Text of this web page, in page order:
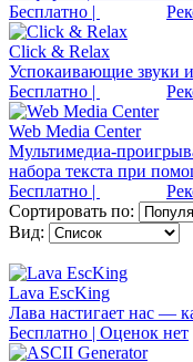
Бесплатно |
Click & Relax
Успокаивающие звуки
Бесплатно |
Web Media Center
Мультимедиа-
набора текста при
Бесплатно |
Сортировать по:
Вид:
Lava EscKing
Лава настигает нас —
Бесплатно | Оценок нет